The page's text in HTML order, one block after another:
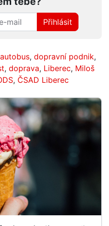
Přihlásit
autobus, dopravní podnik,
, doprava, Liberec, Miloš
, ČSAD Liberec